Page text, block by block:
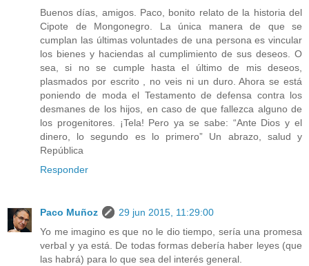
Buenos días, amigos. Paco, bonito relato de la historia del
Cipote de Mongonegro. La única manera de que se
cumplan las últimas voluntades de una persona es vincular
los bienes y haciendas al cumplimiento de sus deseos. O
sea, si no se cumple hasta el último de mis deseos,
plasmados por escrito , no veis ni un duro. Ahora se está
poniendo de moda el Testamento de defensa contra los
desmanes de los hijos, en caso de que fallezca alguno de
los progenitores. ¡Tela! Pero ya se sabe: “Ante Dios y el
dinero, lo segundo es lo primero” Un abrazo, salud y
República
Responder
Paco Muñoz
29 jun 2015, 11:29:00
Yo me imagino es que no le dio tiempo, sería una promesa
verbal y ya está. De todas formas debería haber leyes (que
las habrá) para lo que sea del interés general.